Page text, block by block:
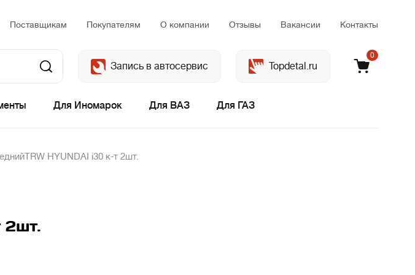
Поставщикам Покупателям О компании Отзывы Вакансии Контакты
Запись в автосервис Topdetal.ru
0
Для Иномарок Для ВАЗ Для ГАЗ
HYUNDAI i30 к-т 2шт.
2шт.